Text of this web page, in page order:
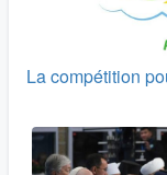
La compétition